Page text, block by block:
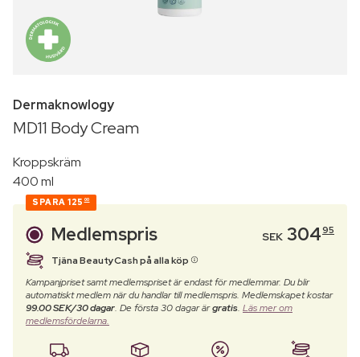
Dermaknowlogy
MD11 Body Cream
Kroppskräm
400 ml
SPARA 125 00
Medlemspris SEK 30495
Tjäna BeautyCash på alla köp
Kampanjpriset samt medlemspriset är endast för medlemmar. Du blir
automatiskt medlem när du handlar till medlemspris. Medlemskapet kostar
99.00 SEK/30 dagar. De första 30 dagar ärgratis. Läs mer om
medlemsfördelarna.